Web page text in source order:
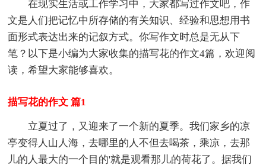
在现实生活或工作学习中，大家都写过作文吧，作
文是人们把记忆中所存储的有关知识、经验和思想用书
面形式表达出来的记叙方式。你写作文时总是无从下
笔？以下是小编为大家收集的描写花的作文4篇，欢迎阅
读，希望大家能够喜欢。
描写花的作文 篇1
立夏过了，又迎来了一个新的夏季。我们家乡的凉
亭变得人山人海，去哪里的人不但去喝茶，乘凉，去那
儿的人最大的一个目的'就是观看那儿的荷花了。据我们